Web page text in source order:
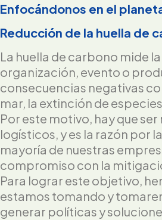
Enfocándonos en el
Reducción de la huella de
La huella de carbono mide
organización, evento o
consecuencias negativas
mar, la extinción de
Por este motivo, hay que
logísticos, y es la razón por
mayoría de nuestras
compromiso con la
Para lograr este objetivo,
estamos tomando y
generar políticas y